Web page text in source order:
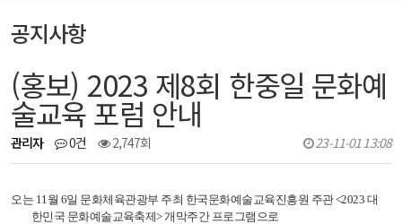
협력기관
공지/소식
공지사항
(홍보) 2023 제8회 한중일 문화예
술교육 포럼 안내
관리자 0건 2,747회 23-11-01 13:08
오는 11월 6일 문화체육관광부 주최 한국문화예술교육진흥원 주관<2023 대
한민국 문화예술교육축제>개막주간 프로그램으로